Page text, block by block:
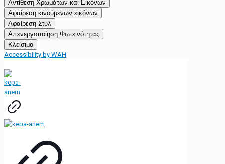
Αντίθεση Χρωμάτων και Εικόνων
Αφαίρεση κινούμενων εικόνων
Αφαίρεση Στυλ
Απενεργοποίηση Φωτεινότητας
Κλείσιμο
Accessibility by WAH